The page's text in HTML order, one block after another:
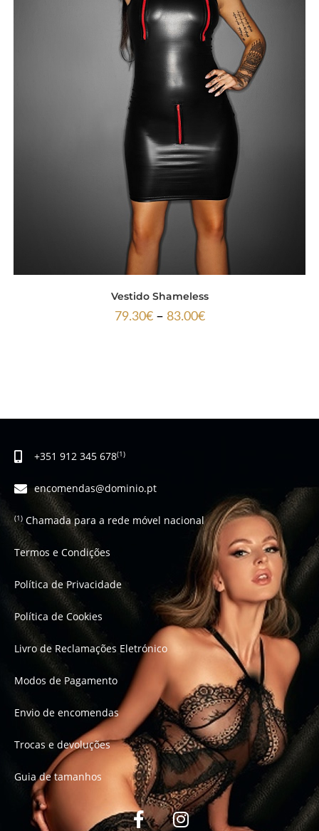
Vestido Shameless
79.30€ – 83.00€
+351 912 345 678(1)
encomendas@dominio.pt
(1)Chamada para a rede móvel nacional
Termos e Condições
Política de Privacidade
Política de Cookies
Livro de Reclamações Eletrónico
Modos de Pagamento
Envio de encomendas
Trocas e devoluções
Guia de tamanhos